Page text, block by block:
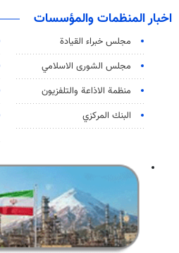
اخبار المنظمات والمؤسسات
مجلس خبراء القيادة
مجلس الشورى الاسلامي
منظمة الاذاعة والتلفزیون
البنك المركزي